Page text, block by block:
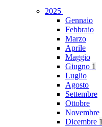
2025
Gennaio
Febbraio
Marzo
Aprile
Maggio
Giugno 1
Luglio
Agosto
Settembre
Ottobre
Novembre
Dicembre 1